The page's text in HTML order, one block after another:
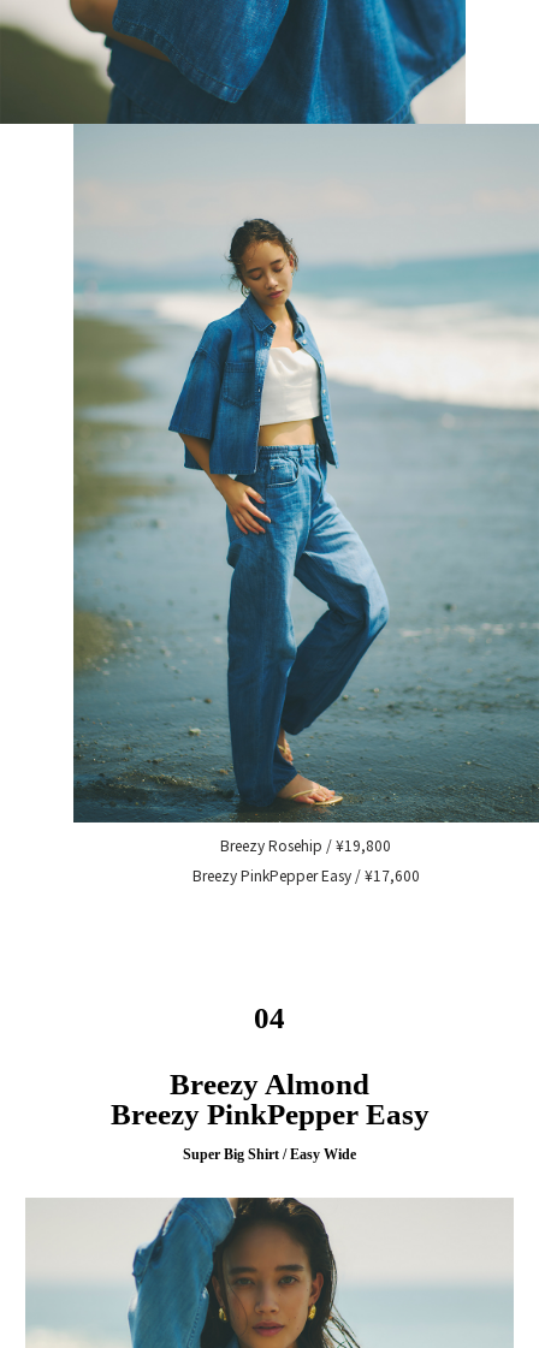
Breezy Rosehip / ¥19,800
Breezy PinkPepper Easy / ¥17,600
04
Breezy Almond
Breezy PinkPepper Easy
Super Big Shirt / Easy Wide